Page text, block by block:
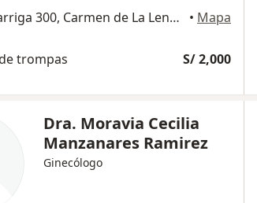
Calle C. Barriga 300, Carmen de La Lengua-Reynoso • Mapa
trompas S/ 2,000
Dra. Moravia Cecilia
Manzanares Ramirez
Ginecólogo